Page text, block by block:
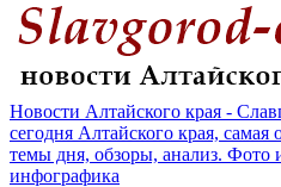
Новости Алтайского края -
сегодня Алтайского края,
темы дня, обзоры, анализ. Фото
инфографика